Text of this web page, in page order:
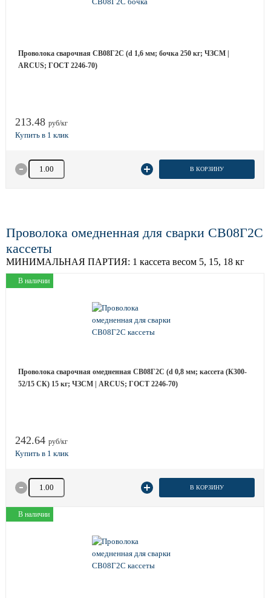
Проволока сварочная СВ08Г2С (d 1,6 мм; бочка 250 кг; ЧЗСМ |
ARCUS; ГОСТ 2246-70)
213.48 руб/кг
Количество товара В КОРЗИНУ
Проволока омедненная для сварки СВ08Г2С
кассеты
МИНИМАЛЬНАЯ ПАРТИЯ: 1 кассета весом 5, 15, 18 кг
В наличии
Проволока сварочная омедненная СВ08Г2С (d 0,8 мм; кассета (К300-
52/15 СК) 15 кг; ЧЗСМ | ARCUS; ГОСТ 2246-70)
242.64 руб/кг
Количество товара В КОРЗИНУ
В наличии